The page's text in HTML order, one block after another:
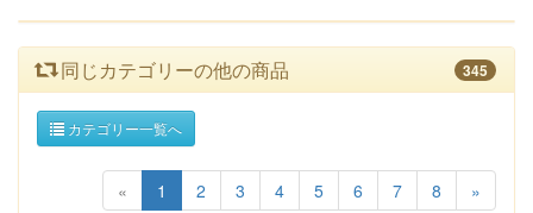
同じカテゴリーの他の商品 345
カテゴリー一覧へ
« 1 2 3 4 5 6 7 8 »